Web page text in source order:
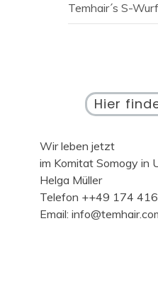
Temhair´s S-
Hier
Wir leben jetzt
im Komitat Somogy in
Helga Müller
Telefon ++49 174
Email: